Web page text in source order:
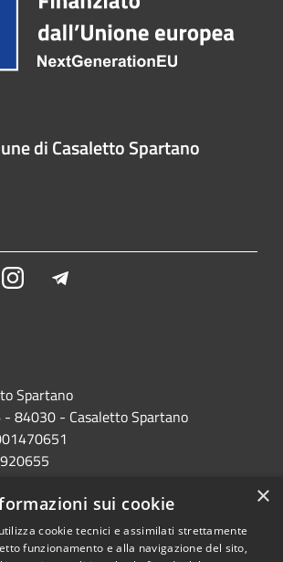
di Casaletto Spartano
Instagram
Spartano
- 84030 - Casaletto Spartano
×
sui cookie
cookie tecnici e assimilati strettamente
funzionamento e alla navigazione del sito,